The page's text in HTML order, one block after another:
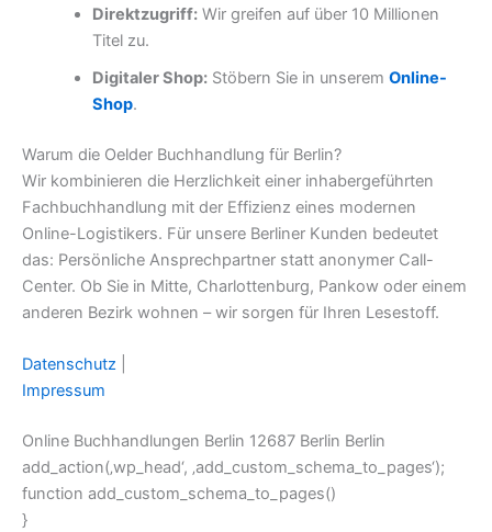
Direktzugriff:Wir greifen auf über 10 Millionen
Titel zu.
Digitaler Shop:Stöbern Sie in unserem Online-
Shop.
Warum die Oelder Buchhandlung für Berlin?
Wir kombinieren die Herzlichkeit einer inhabergeführten
Fachbuchhandlung mit der Effizienz eines modernen
Online-Logistikers. Für unsere Berliner Kunden bedeutet
das: Persönliche Ansprechpartner statt anonymer Call-
Center. Ob Sie in Mitte, Charlottenburg, Pankow oder einem
anderen Bezirk wohnen – wir sorgen für Ihren Lesestoff.
Datenschutz
Impressum
Online Buchhandlungen Berlin 12687 Berlin Berlin
add_action(‚wp_head‘, ‚add_custom_schema_to_pages‘);
function add_custom_schema_to_pages()
}